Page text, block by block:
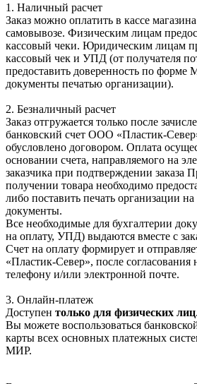
1. Наличный расчет
Заказ можно оплатить в кассе
самовывозе. Физическим лицам
кассовый чеки. Юридическим лицам
кассовый чек и УПД (от получателя
предоставить доверенность по форме
документы печатью организации).
2. Безналичный расчет
Заказ отгружается только после
банковский счет ООО «Пластик-
обусловлено договором. Оплата
основании счета, направляемого на
заказчика при подтверждении заказа
получении товара необходимо
либо поставить печать организации
документы.
Все необходимые для бухгалтерии
на оплату, УПД) выдаются вместе с
Счет на оплату формирует и
«Пластик-Север», после
телефону и/или электронной почте.
3. Онлайн-платеж
Доступен только для физических лиц
Вы можете воспользоваться
карты всех основных платежных
МИР.